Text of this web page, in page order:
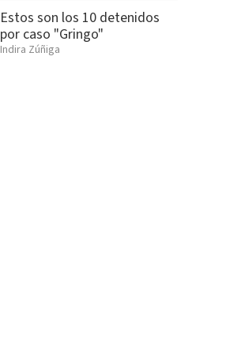
Estos son los 10 detenidos
por caso "Gringo"
Indira Zúñiga